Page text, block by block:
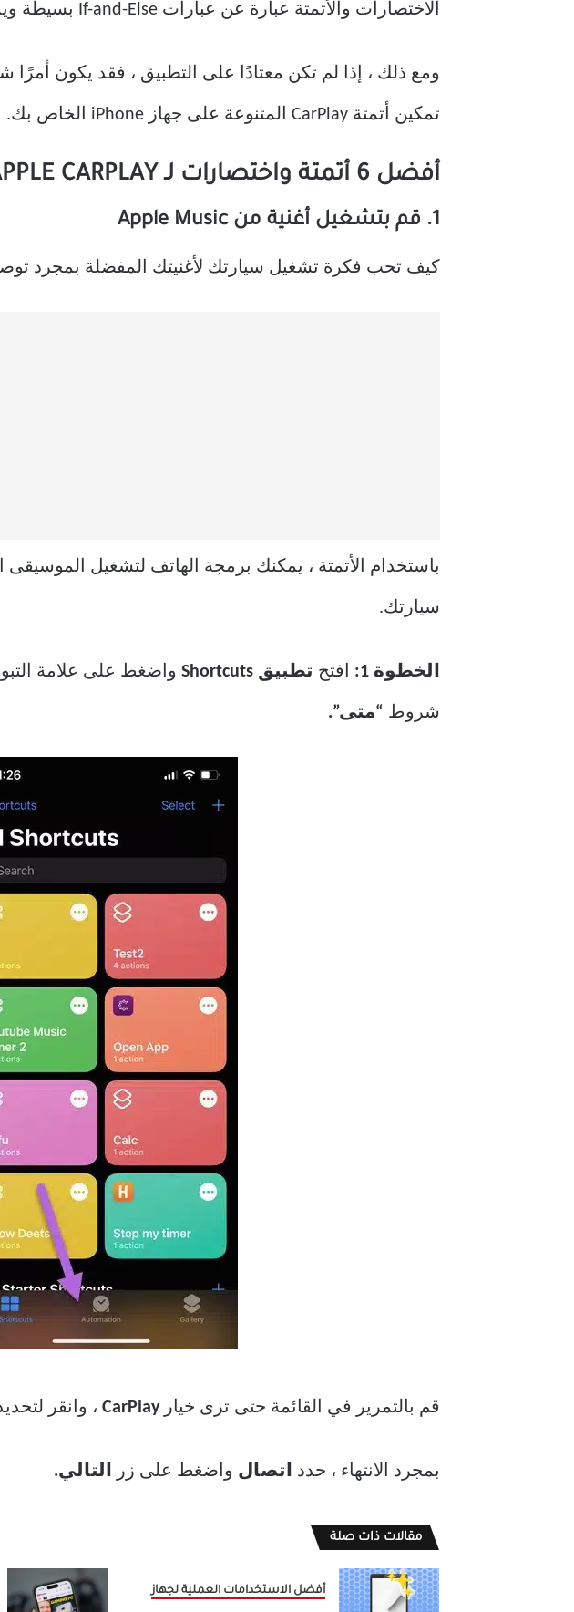
الاختصارات والأتمتة عبارة عن عبارات If-and-Else بسيطة ويمكن استخدامها لتشغيل الأوامر الأساسية.
ومع ذلك ، إذا لم تكن معتادًا على التطبيق ، فقد يكون
تمكين أتمتة CarPlay المتنوعة على جهاز iPhone الخاص بك.
أفضل 6 أتمتة واختصارات لـ APPLE CARPLAY
1. قم بتشغيل أغنية من Apple Music
كيف تحب فكرة تشغيل سيارتك لأغنيتك المفضلة بمجرد
باستخدام الأتمتة ، يمكنك برمجة الهاتف لتشغيل
سيارتك.
الخطوة 1: افتح تطبيق Shortcuts واضغط على علامة
شروط “متى”.
قم بالتمرير في القائمة حتى ترى خيار CarPlay ، وانقر
بمجرد الانتهاء ، حدد اتصال واضغط على زر التالي.
مقالات ذات صلة
أفضل الاستخدامات العملية لجهاز